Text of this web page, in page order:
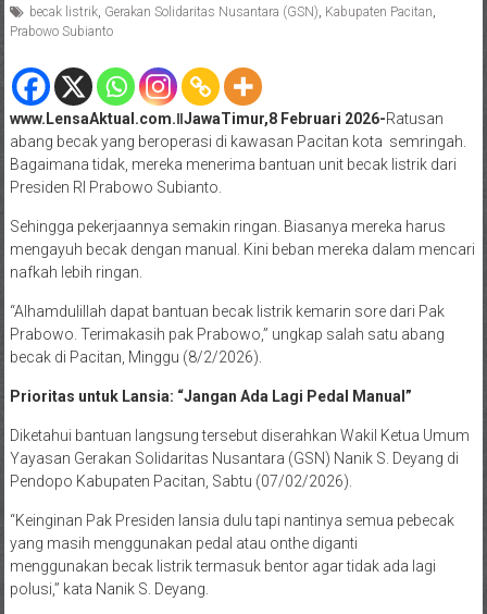
becak listrik, Gerakan Solidaritas Nusantara (GSN) Kabupaten Pacitan
Prabowo Subianto
www.LensaAktual.com.ǁJawaTimur,8 Februari 2026-Ratusan
abang becak yang beroperasi di kawasan Pacitan kota semringah.
Bagaimana tidak, mereka menerima bantuan unit becak listrik dari
Presiden RI Prabowo Subianto.
Sehingga pekerjaannya semakin ringan. Biasanya mereka harus
mengayuh becak dengan manual. Kini beban mereka dalam mencari
nafkah lebih ringan.
“Alhamdulillah dapat bantuan becak listrik kemarin sore dari Pak
Prabowo. Terimakasih pak Prabowo,” ungkap salah satu abang
becak di Pacitan, Minggu (8/2/2026).
Prioritas untuk Lansia: “Jangan Ada Lagi Pedal Manual”
Diketahui bantuan langsung tersebut diserahkan Wakil Ketua Umum
Yayasan Gerakan Solidaritas Nusantara (GSN) Nanik S. Deyang di
Pendopo Kabupaten Pacitan, Sabtu (07/02/2026).
“Keinginan Pak Presiden lansia dulu tapi nantinya semua pebecak
yang masih menggunakan pedal atau onthe diganti
menggunakan becak listrik termasuk bentor agar tidak ada lagi
polusi,” kata Nanik S. Deyang.